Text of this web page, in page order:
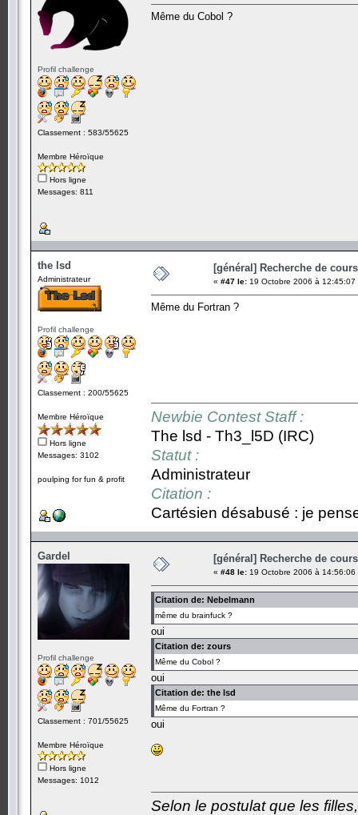
Profil challenge
Classement : 583/55625
Membre Héroïque
Hors ligne
Messages: 811
Même du Cobol ?
the lsd
Administrateur
Profil challenge
Classement : 200/55625
Membre Héroïque
Hors ligne
Messages: 3102
poulping for fun & profit
[général] Recherche de
« #47 le: 19 Octobre 2006 à 12:45:07
Même du Fortran ?
Newbie Contest Staff :
The lsd - Th3_l5D (IRC)
Statut :
Administrateur
Citation :
Cartésien désabusé : je
Gardel
Profil challenge
Classement : 701/55625
Membre Héroïque
Hors ligne
Messages: 1012
[général] Recherche de
« #48 le: 19 Octobre 2006 à 14:56:06
Citation de: Nebelmann
même du brainfuck ?
oui
Citation de: zours
Même du Cobol ?
oui
Citation de: the lsd
Même du Fortran ?
oui
Selon le postulat que les